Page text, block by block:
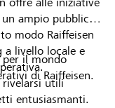
ampio pubblico
modo Raiffeisen
livello locale e
rivelarsi utili
entusiasmanti.
per il mondo
di Raiffeisen.